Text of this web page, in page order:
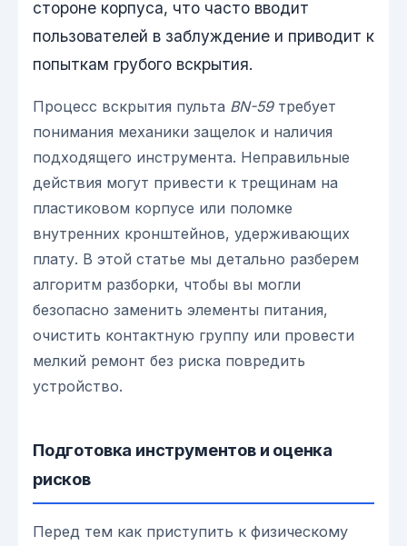
стороне корпуса, что часто вводит
пользователей в заблуждение и приводит к
попыткам грубого вскрытия.
Процесс вскрытия пульта BN-59требует
понимания механики защелок и наличия
подходящего инструмента. Неправильные
действия могут привести к трещинам на
пластиковом корпусе или поломке
внутренних кронштейнов, удерживающих
плату. В этой статье мы детально разберем
алгоритм разборки, чтобы вы могли
безопасно заменить элементы питания,
очистить контактную группу или провести
мелкий ремонт без риска повредить
устройство.
Подготовка инструментов и оценка
рисков
Перед тем как приступить к физическому